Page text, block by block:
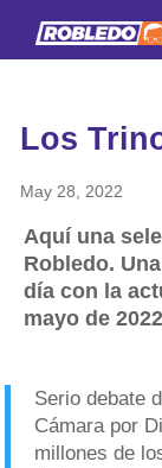
Los
May 28, 2022
Aquí una
Robledo.
día con la
mayo de
Serio debate
Cámara por
millones de